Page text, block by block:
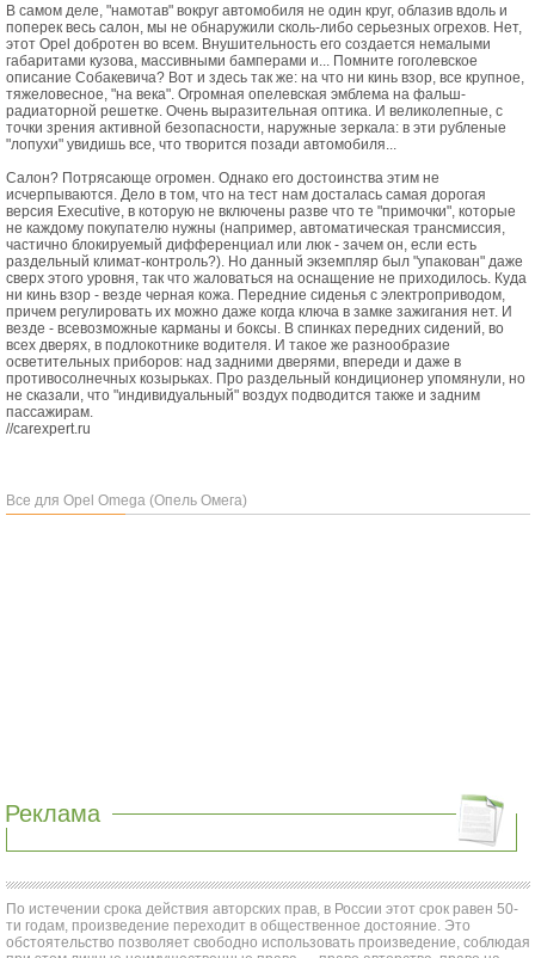
В самом деле, "намотав" вокруг автомобиля не один круг, облазив вдоль и
поперек весь салон, мы не обнаружили сколь-либо серьезных огрехов. Нет,
этот Opel добротен во всем. Внушительность его создается немалыми
габаритами кузова, массивными бамперами и... Помните гоголевское
описание Собакевича? Вот и здесь так же: на что ни кинь взор, все крупное,
тяжеловесное, "на века". Огромная опелевская эмблема на фальш-
радиаторной решетке. Очень выразительная оптика. И великолепные, с
точки зрения активной безопасности, наружные зеркала: в эти рубленые
"лопухи" увидишь все, что творится позади автомобиля...
Салон? Потрясающе огромен. Однако его достоинства этим не
исчерпываются. Дело в том, что на тест нам досталась самая дорогая
версия Executive, в которую не включены разве что те "примочки", которые
не каждому покупателю нужны (например, автоматическая трансмиссия,
частично блокируемый дифференциал или люк - зачем он, если есть
раздельный климат-контроль?). Но данный экземпляр был "упакован" даже
сверх этого уровня, так что жаловаться на оснащение не приходилось. Куда
ни кинь взор - везде черная кожа. Передние сиденья с электроприводом,
причем регулировать их можно даже когда ключа в замке зажигания нет. И
везде - всевозможные карманы и боксы. В спинках передних сидений, во
всех дверях, в подлокотнике водителя. И такое же разнообразие
осветительных приборов: над задними дверями, впереди и даже в
противосолнечных козырьках. Про раздельный кондиционер упомянули, но
не сказали, что "индивидуальный" воздух подводится также и задним
пассажирам.
//carexpert.ru
Все для Opel Omega (Опель Омега)
Реклама
По истечении срока действия авторских прав, в России этот срок равен 50-
ти годам, произведение переходит в общественное достояние. Это
обстоятельство позволяет свободно использовать произведение, соблюдая